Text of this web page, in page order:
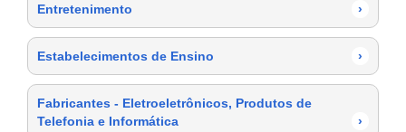
Entretenimento ›
Estabelecimentos de Ensino ›
Fabricantes - Eletroeletrônicos, Produtos de
Telefonia e Informática
›